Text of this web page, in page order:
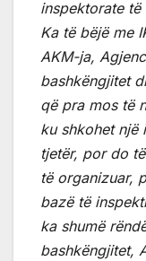
inspektorate
Ka të bëjë me
AKM-ja,
bashkëngjitet
që pra mos të
ku shkohet një
tjetër, por do
të organizuar,
bazë të
ka shumë
bashkëngjitet,